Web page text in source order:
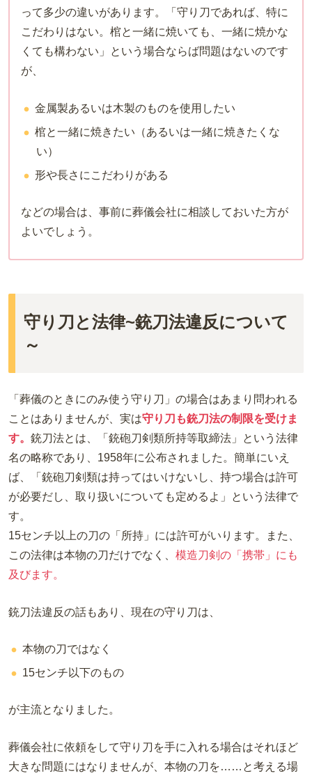
って多少の違いがあります。「守り刀であれば、特に
こだわりはない。棺と一緒に焼いても、一緒に焼かな
くても構わない」という場合ならば問題はないのです
が、
金属製あるいは木製のものを使用したい
棺と一緒に焼きたい（あるいは一緒に焼きたくな
い）
形や長さにこだわりがある
などの場合は、事前に葬儀会社に相談しておいた方が
よいでしょう。
守り刀と法律~銃刀法違反について
～
「葬儀のときにのみ使う守り刀」の場合はあまり問われる
ことはありませんが、実は守り刀も銃刀法の制限を受けま
す。 銃刀法とは、「銃砲刀剣類所持等取締法」という法律
名の略称であり、1958年に公布されました。簡単にいえ
ば、「銃砲刀剣類は持ってはいけないし、持つ場合は許可
が必要だし、取り扱いについても定めるよ」という法律で
す。
15センチ以上の刀の「所持」には許可がいります。また、
この法律は本物の刀だけでなく、 模造刀剣の「携帯」にも
及びます。
銃刀法違反の話もあり、現在の守り刀は、
本物の刀ではなく
15センチ以下のもの
が主流となりました。
葬儀会社に依頼をして守り刀を手に入れる場合はそれほど
大きな問題にはなりませんが、本物の刀を……と考える場